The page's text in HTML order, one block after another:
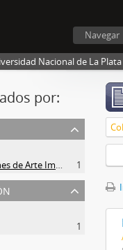
Navegar
Nacional de La Plata
por:
Colección de Publicaciones de Arte Impreso
1
1